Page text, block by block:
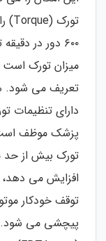
۶۰۰ دور در
میزان تورک است
تعریف می شود.
دارای
پزشک موظف است
تورک بیش از
افزایش می دهد،
پیچشی می شود.